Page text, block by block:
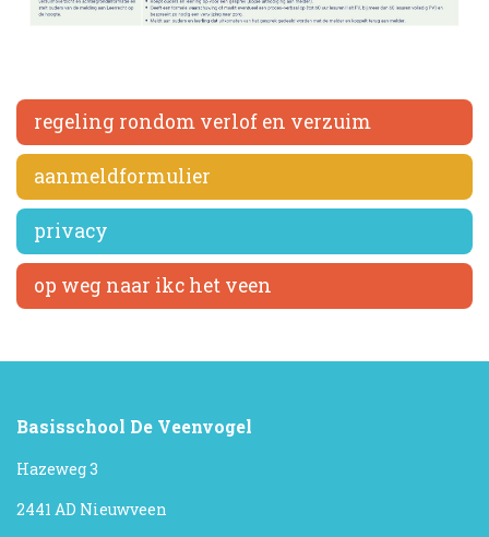
regeling rondom verlof en verzuim
aanmeldformulier
privacy
op weg naar ikc het veen
Basisschool De Veenvogel
Hazeweg 3
2441 AD Nieuwveen